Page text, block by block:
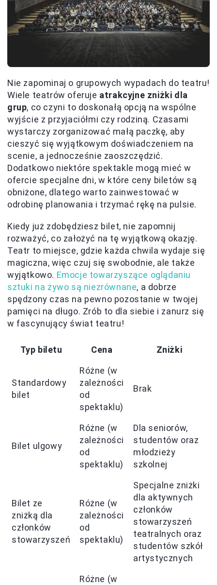
Nie zapominaj o grupowych wypadach do teatru!
Wiele teatrów oferuje atrakcyjne zniżki dla
grup, co czyni to doskonałą opcją na wspólne
wyjście z przyjaciółmi czy rodziną. Czasami
wystarczy zorganizować małą paczkę, aby
cieszyć się wyjątkowym doświadczeniem na
scenie, a jednocześnie zaoszczędzić.
Dodatkowo niektóre spektakle mogą mieć w
ofercie specjalne dni, w które ceny biletów są
obniżone, dlatego warto zainwestować w
odrobinę planowania i trzymać rękę na pulsie.
Kiedy już zdobędziesz bilet, nie zapomnij
rozważyć, co założyć na tę wyjątkową okazję.
Teatr to miejsce, gdzie każda chwila wydaje się
magiczna, więc czuj się swobodnie, ale także
wyjątkowo. Emocje towarzyszące oglądaniu
sztuki na żywo są niezrównane, a dobrze
spędzony czas na pewno pozostanie w twojej
pamięci na długo. Zrób to dla siebie i zanurz się
w fascynujący świat teatru!
Typ biletu Cena Zniżki
Standardowy
bilet
Różne (w
zależności
od
spektaklu)
Brak
Bilet ulgowy
Różne (w
zależności
od
spektaklu)
Dla seniorów,
studentów oraz
młodzieży
szkolnej
Bilet ze
zniżką dla
członków
stowarzyszeń
Różne (w
zależności
od
spektaklu)
Specjalne zniżki
dla aktywnych
członków
stowarzyszeń
teatralnych oraz
studentów szkół
artystycznych
Różne (w